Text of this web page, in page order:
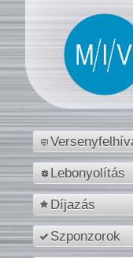
Lebonyolítás
Díjazás
Szponzorok